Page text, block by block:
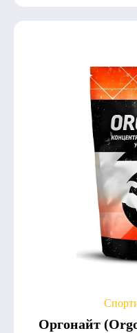
Оргонайт